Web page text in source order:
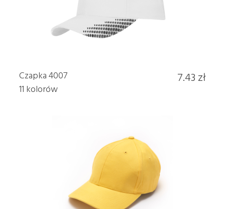
Czapka 4007
11 kolorów
7.43 zł